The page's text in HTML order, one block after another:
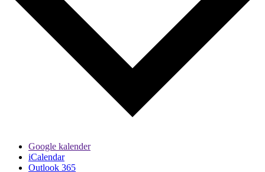
Google kalender
iCalendar
Outlook 365